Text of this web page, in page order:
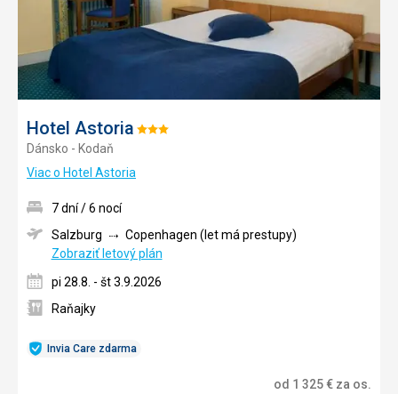
Hotel Astoria Hodnotenie:
Dánsko - Kodaň
Viac o Hotel Astoria
Invia Care zdarma
7 dní / 6 nocí
Salzburg
Copenhagen (let má prestupy)
Zobraziť letový plán
pi 28.8. - št 3.9.2026
Raňajky
od 1 325€ za os.